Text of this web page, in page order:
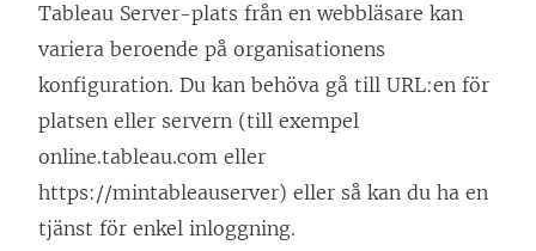
Tableau Server-plats från en webbläsare kan
variera beroende på organisationens
konfiguration. Du kan behöva gå till URL:en för
platsen eller servern (till exempel
online.tableau.com eller
https://mintableauserver) eller så kan du ha en
tjänst för enkel inloggning.